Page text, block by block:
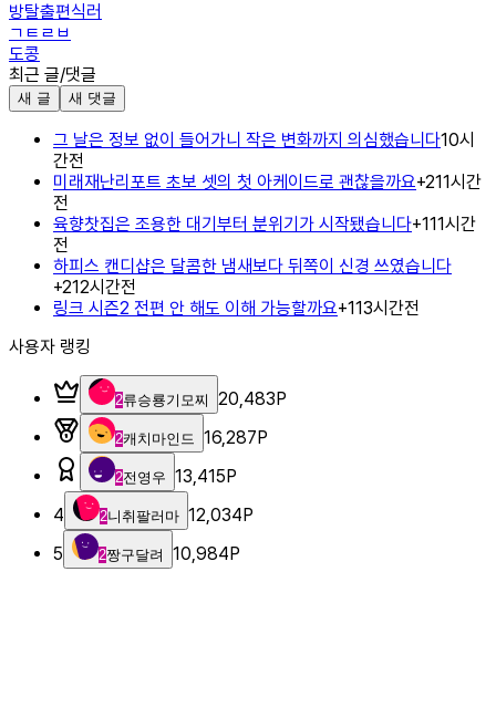
방탈출편식러
ㄱㅌㄹㅂ
도콩
최근 글/댓글
새 글 새 댓글
그 날은 정보 없이 들어가니 작은 변화까지 의심했습니다10시
간전
미래재난리포트 초보 셋의 첫 아케이드로 괜찮을까요+211시간
전
육향찻집은 조용한 대기부터 분위기가 시작됐습니다+111시간
전
하피스 캔디샵은 달콤한 냄새보다 뒤쪽이 신경 쓰였습니다
+212시간전
링크 시즌2 전편 안 해도 이해 가능할까요+113시간전
사용자 랭킹
2류승룡기모찌 20,483P
2캐치마인드 16,287P
2전영우 13,415P
4
2니취팔러마 12,034P
5
2짱구달려 10,984P